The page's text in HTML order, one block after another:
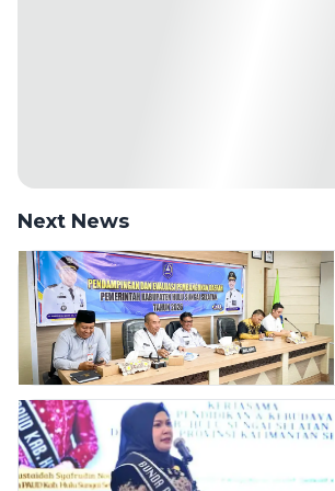
Next News